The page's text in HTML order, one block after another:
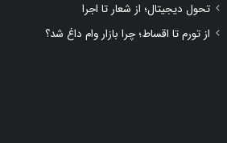
تحول دیجیتال؛ از شعار تا اجرا
از تورم تا اقساط؛ چرا بازار وام داغ شد؟